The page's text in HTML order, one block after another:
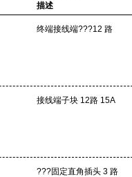
描述
终端接线端???12 路
接线端子块 12路 15A
???固定直角插头 3 路